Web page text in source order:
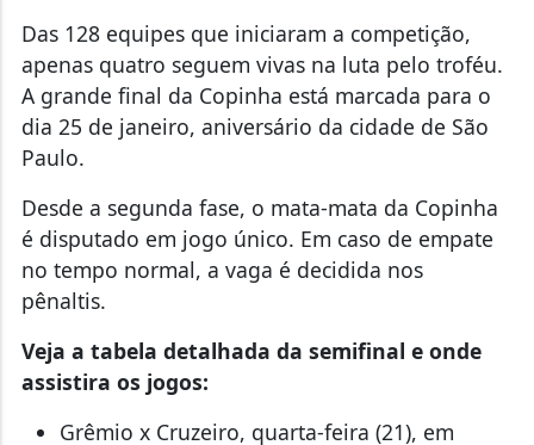
Das 128 equipes que iniciaram a competição,
apenas quatro seguem vivas na luta pelo troféu.
A grande final da Copinha está marcada para o
dia 25 de janeiro, aniversário da cidade de São
Paulo.
Desde a segunda fase, o mata-mata da Copinha
é disputado em jogo único. Em caso de empate
no tempo normal, a vaga é decidida nos
pênaltis.
Veja a tabela detalhada da semifinal e onde
assistira os jogos:
Grêmio x Cruzeiro, quarta-feira (21), em